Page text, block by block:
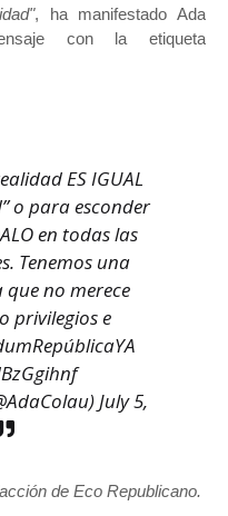
, ha manifestado Ada
con la etiqueta
ES IGUAL
o para esconder
en todas las
Tenemos una
no merece
privilegios e
July 5,
de Eco Republicano.